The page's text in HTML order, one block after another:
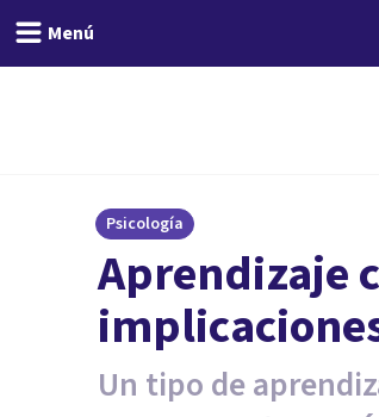
Menú
Psicología
Aprendizaje
Un tipo de